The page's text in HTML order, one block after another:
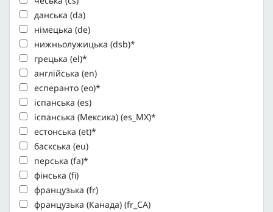
данська (da)
німецька (de)
нижньолужицька (dsb)*
грецька (el)*
англійська (en)
есперанто (eo)*
іспанська (es)
іспанська (Мексика) (es_MX)*
естонська (et)*
баскська (eu)
перська (fa)*
фінська (fi)
французька (fr)
французька (Канада) (fr_CA)